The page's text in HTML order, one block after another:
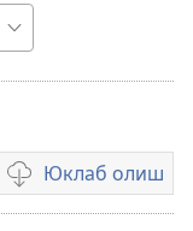
Юклаб олиш
Видео
ёзувларни